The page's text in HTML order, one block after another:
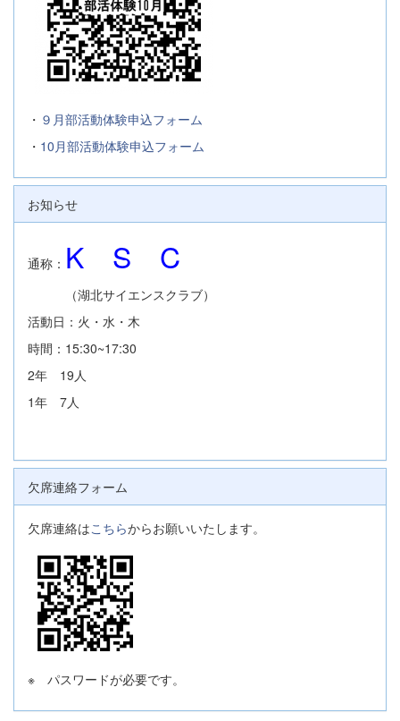
・ ９月部活動体験申込フォーム
・ 10月部活動体験申込フォーム
お知らせ
通称： K S C
（湖北サイエンスクラブ）
活動日：火・水・木
時間：15:30~17:30
2年 19人
1年 7人
欠席連絡フォーム
欠席連絡はこちらからお願いいたします。
※ パスワードが必要です。